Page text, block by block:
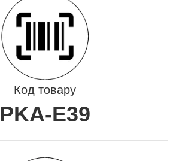
Код товару
PKA-E39